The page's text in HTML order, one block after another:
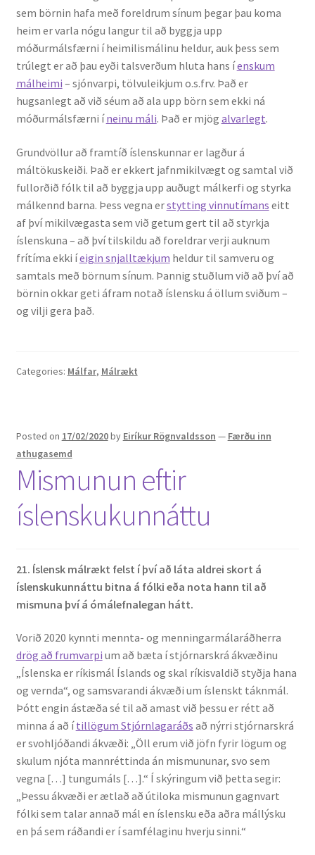
sem börnin hafa með foreldrum sínum þegar þau koma
heim er varla nógu langur til að byggja upp
móðurmálsfærni í heimilismálinu heldur, auk þess sem
trúlegt er að þau eyði talsverðum hluta hans íenskum
málheimi – sjónvarpi, tölvuleikjum o.s.frv. Það er
hugsanlegt að við séum að ala upp börn sem ekki ná
móðurmálsfærni íneinu máli. Það er mjög alvarlegt.
Grundvöllur að framtíð íslenskunnar er lagður á
máltökuskeiði. Það er ekkert jafnmikilvægt og samtal við
fullorðið fólk til að byggja upp auðugt málkerfi og styrka
málkennd barna. Þess vegna erstytting vinnutímans eitt
af því mikilvægasta sem við getum gert til að styrkja
íslenskuna – að því tilskildu að foreldrar verji auknum
frítíma ekki íeigin snjalltækjum heldur til samveru og
samtals með börnum sínum. Þannig stuðlum við að því að
börnin okkar geti áfram notað íslensku á öllum sviðum –
og vilji gera það.
Categories: Málfar, Málrækt
Posted on 17/02/2020by Eiríkur Rögnvaldsson — Færðu inn
athugasemd
Mismunun eftir
íslenskukunnáttu
21. Íslensk málrækt felst í því að láta aldrei skort á
íslenskukunnáttu bitna á fólki eða nota hann til að
mismuna því á ómálefnalegan hátt.
Vorið 2020 kynnti mennta- og menningarmálaráðherra
drög að frumvarpi um að bæta í stjórnarskrá ákvæðinu
„Íslenska er ríkismál Íslands og skal ríkisvaldið styðja hana
og vernda“, og samsvarandi ákvæði um íslenskt táknmál.
Þótt engin ástæða sé til að amast við þessu er rétt að
minna á að ítillögum Stjórnlagaráðs að nýrri stjórnarskrá
er svohljóðandi ákvæði: „Öll erum við jöfn fyrir lögum og
skulum njóta mannréttinda án mismununar, svo sem
vegna […] tungumáls […].“ Í skýringum við þetta segir:
„Þessu ákvæði er ætlað að útiloka mismunun gagnvart
fólki sem talar annað mál en íslensku eða aðra mállýsku
en þá sem ráðandi er í samfélaginu hverju sinni.“